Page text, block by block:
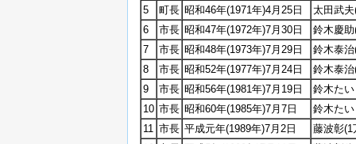
5
町長 昭和46年(1971年)4月25日
太田武
6
市長 昭和47年(1972年)7月30日
鈴木慶
7
市長 昭和48年(1973年)7月29日
鈴木泰
8
市長 昭和52年(1977年)7月24日
鈴木泰
9
市長 昭和56年(1981年)7月19日
鈴木た
10 市長 昭和60年(1985年)7月7日
鈴木た
11
市長 平成元年(1989年)7月2日
藤波彰(1